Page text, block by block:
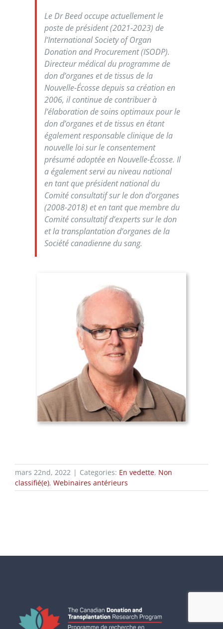
Le Dr Beed occupe actuellement le
poste de président (2021-2023) de
l’International Society of Organ
Donation and Procurement (ISODP).
Directeur médical du programme de
don d’organes et de tissus de la
Nouvelle-Écosse depuis sa création en
2006, il continue de contribuer à
l’élaboration de soins optimaux pour le
don d’organes et de tissus en étant
également responsable clinique de la
nouvelle loi sur le consentement
présumé adoptée en Nouvelle-Écosse. Il
a également servi au niveau national
en tant que président national du
Comité consultatif sur le don d’organes
(2008-2018) et en tant que membre du
Comité consultatif d’experts sur le don
et la transplantation d’organes de la
Société canadienne du sang.
mars 22nd, 2022 | Categories: En vedette, Non
classifié(e), Webinaires antérieurs